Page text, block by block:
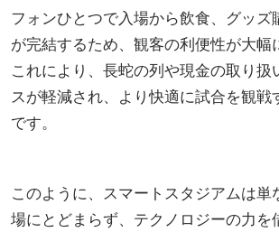
フォンひとつで入場から飲食、グッズ
が完結するため、観客の利便性が大幅
これにより、長蛇の列や現金の取り扱
スが軽減され、より快適に試合を観戦
です。
このように、スマートスタジアムは単
場にとどまらず、テクノロジーの力を